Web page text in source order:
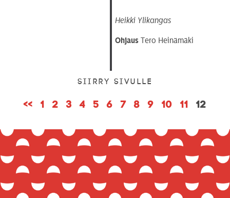
Heikki Ylikangas
OhjausTero Heinämäki
SIIRRY SIVULLE
<< 1 2 3 4 5 6 7 8 9 10 11 12